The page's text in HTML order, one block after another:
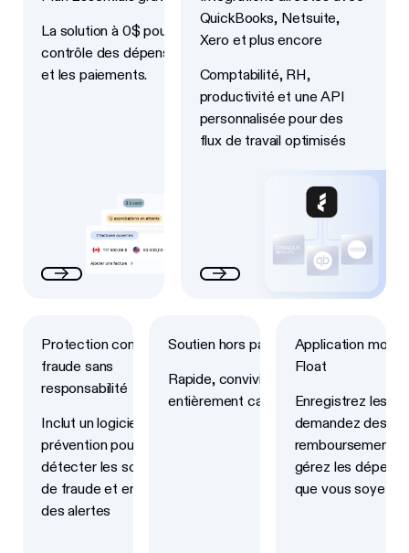
La solution à 0$ pour le
contrôle des dépenses
et les paiements.
QuickBooks, Netsuite,
Xero et plus encore
Comptabilité, RH,
productivité et une API
personnalisée pour des
flux de travail optimisés
Protection contre la
fraude sans
responsabilité
Inclut un logiciel de
prévention pour
détecter les schémas
de fraude et envoyer
des alertes
Soutien hors pair
Rapide, convivial et
entièrement canadien
Application mobile
Float
Enregistrez les
demandez des
remboursements
gérez les
que vous soyez